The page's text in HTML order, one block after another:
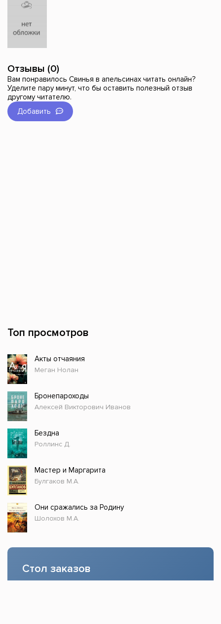
Отзывы (0)
Вам понравилось Свинья в апельсинах читать онлайн?
Уделите пару минут, что бы оставить полезный отзыв
другому читателю.
Добавить
Топ просмотров
Акты отчаяния
Меган Нолан
Бронепароходы
Алексей Викторович Иванов
Бездна
Роллинс Д.
Мастер и Маргарита
Булгаков М.А.
Они сражались за Родину
Шолохов М.А.
Стол заказов